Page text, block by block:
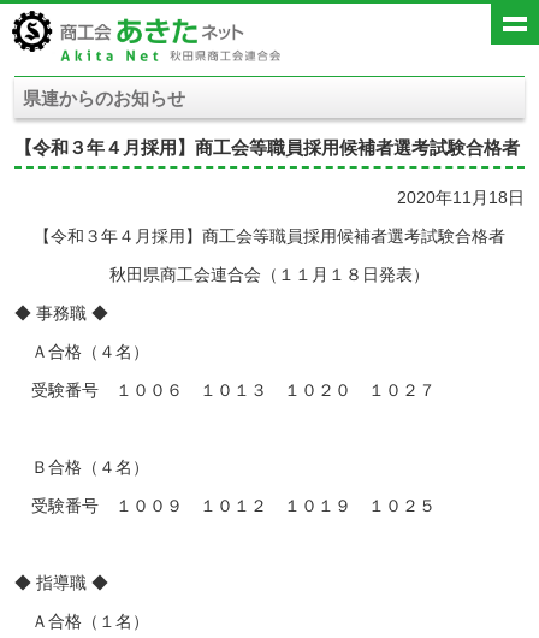
県連からのお知らせ
【令和３年４月採用】商工会等職員採用候補者選考試験合格者
2020年11月18日
【令和３年４月採用】商工会等職員採用候補者選考試験合格者
秋田県商工会連合会（１１月１８日発表）
◆ 事務職 ◆
Ａ合格（４名）
受験番号 １００６ １０１３ １０２０ １０２７
Ｂ合格（４名）
受験番号 １００９ １０１２ １０１９ １０２５
◆ 指導職 ◆
Ａ合格（１名）